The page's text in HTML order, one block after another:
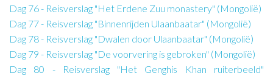
Dag 76 - Reisverslag "Het Erdene Zuu monastery" (Mongolië)
Dag 77 - Reisverslag "Binnenrijden Ulaanbaatar" (Mongolië)
Dag 78 - Reisverslag "Dwalen door Ulaanbaatar" (Mongolië)
Dag 79 - Reisverslag "De voorvering is gebroken" (Mongolië)
Dag 80 - Reisverslag "Het Genghis Khan ruiterbeeld"